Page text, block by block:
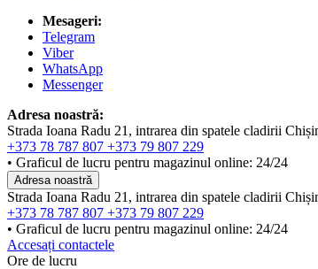
Mesageri:
Telegram
Viber
WhatsApp
Messenger
Adresa noastră:
Strada Ioana Radu 21, intrarea din spatele cladirii
+373 78 787 807 +373 79 807 229
• Graficul de lucru pentru magazinul online: 24/24
Adresa noastră
Strada Ioana Radu 21, intrarea din spatele cladirii
+373 78 787 807 +373 79 807 229
• Graficul de lucru pentru magazinul online: 24/24
Accesați contactele
Ore de lucru